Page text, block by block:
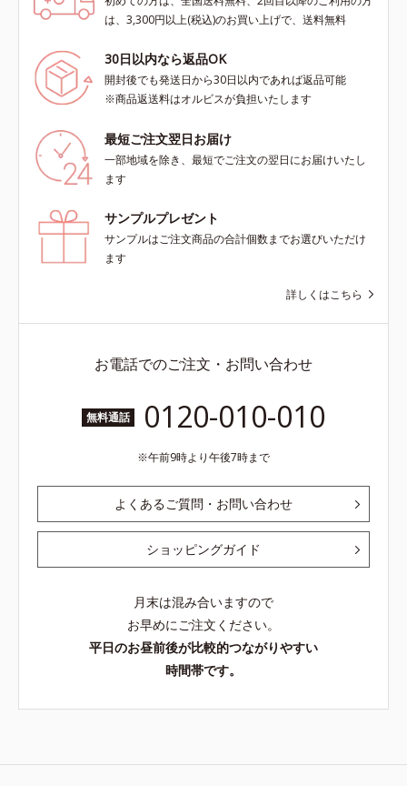
は、3,300円以上(税込)のお買い上げで、送料無料
30日以内なら返品OK
開封後でも発送日から30日以内であれば返品可能
※商品返送料はオルビスが負担いたします
最短ご注文翌日お届け
一部地域を除き、最短でご注文の翌日にお届けいたし
ます
サンプルプレゼント
サンプルはご注文商品の合計個数までお選びいただけ
ます
詳しくはこちら
お電話でのご注文・お問い合わせ
無料通話 0120-010-010
午前9時より午後7時まで
よくあるご質問・お問い合わせ
ショッピングガイド
月末は混み合いますので
お早めにご注文ください。
平日のお昼前後が比較的つながりやすい
時間帯です。